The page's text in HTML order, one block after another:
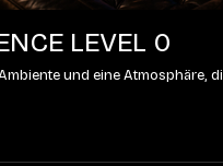
POOL EXPERIENCE LEVEL 0
und eine Atmosphäre,